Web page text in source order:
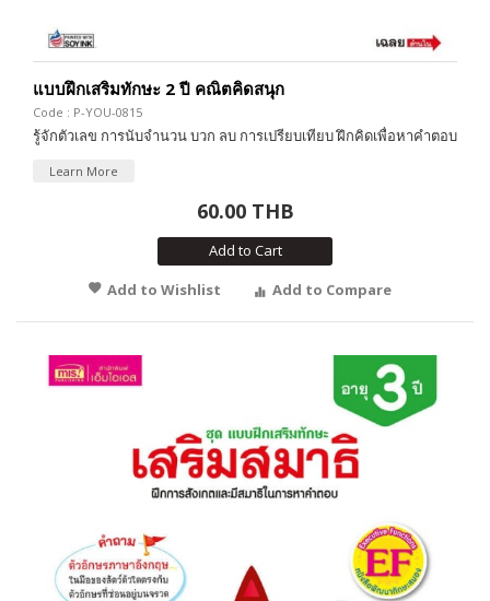
แบบฝึกเสริมทักษะ 2 ปี คณิตคิดสนุก
Code : P-YOU-0815
รู้จักตัวเลข การนับจำนวน บวก ลบ การเปรียบเทียบ ฝึกคิดเพื่อหาคำตอบ
Learn More
60.00 THB
Add to Cart
Add to Wishlist
Add to Compare